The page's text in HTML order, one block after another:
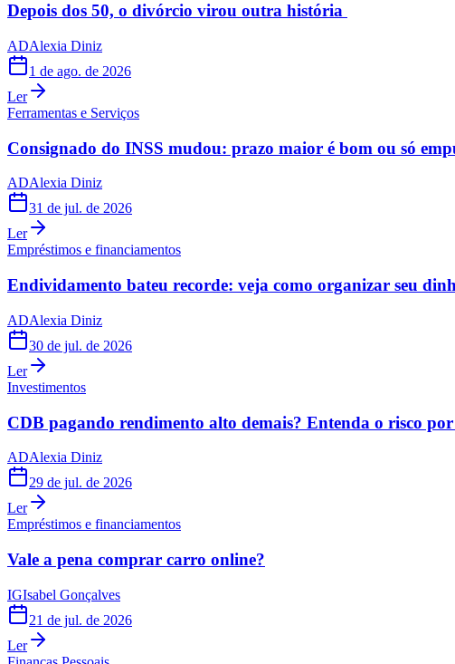
Depois dos 50, o divórcio virou outra história
ADAlexia Diniz
1 de ago. de 2026
Ler
Ferramentas e Serviços
Consignado do INSS mudou: prazo maior é bom ou só
ADAlexia Diniz
31 de jul. de 2026
Ler
Empréstimos e financiamentos
Endividamento bateu recorde: veja como organizar seu
ADAlexia Diniz
30 de jul. de 2026
Ler
Investimentos
CDB pagando rendimento alto demais? Entenda o risco por
ADAlexia Diniz
29 de jul. de 2026
Ler
Empréstimos e financiamentos
Vale a pena comprar carro online?
IGIsabel Gonçalves
21 de jul. de 2026
Ler